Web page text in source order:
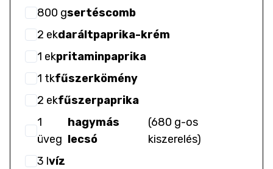
800 gsertéscomb
2 ekdaráltpaprika-krém
1 ekpritaminpaprika
1 tkfűszerkömény
2 ekfűszerpaprika
1
üveg
hagymás
lecsó
(680 g-os
kiszerelés)
3 lvíz